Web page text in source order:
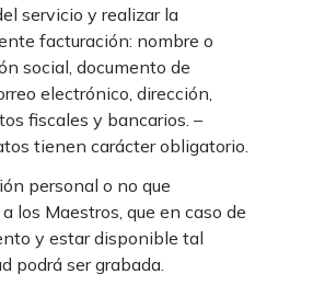
servicio y realizar la
facturación: nombre o
social, documento de
electrónico, dirección,
fiscales y bancarios. –
tienen carácter obligatorio.
personal o no que
los Maestros, que en caso de
y estar disponible tal
podrá ser grabada.